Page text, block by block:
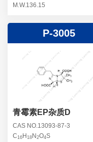
M.W.136.15
P-3005
青霉素EP杂质D
CAS NO.13093-87-3
C16 H 18 N 2O4S